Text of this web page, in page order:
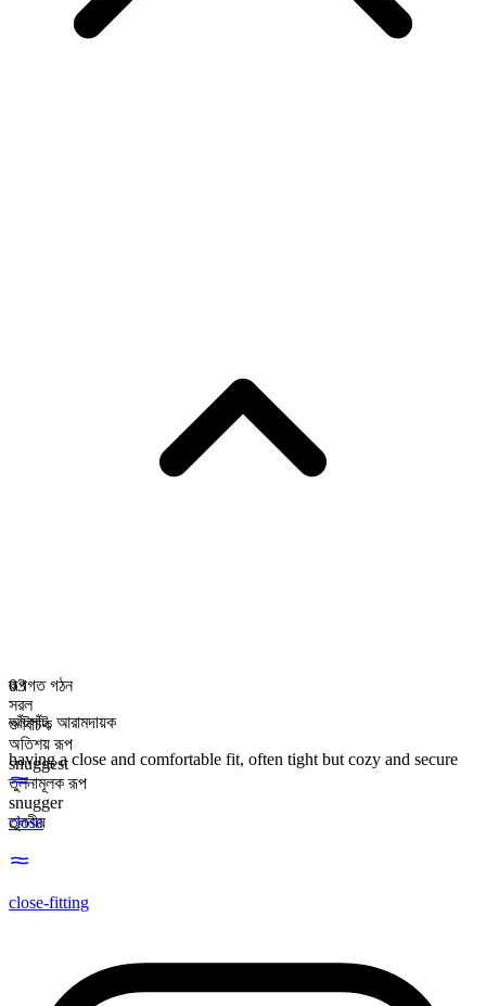
রূপগত গঠন
সরল
গুণবাচক
অতিশয় রূপ
snuggest
তুলনামূলক রূপ
snugger
তুলনীয়
03
আঁটসাঁট, আরামদায়ক
having a close and comfortable fit, often tight but cozy and secure
close
close-fitting